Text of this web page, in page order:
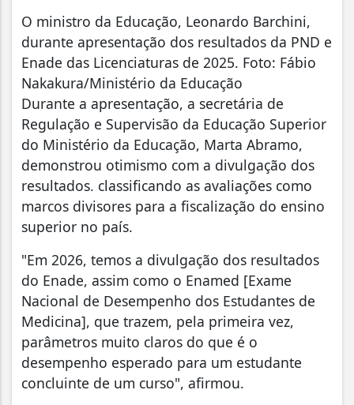
O ministro da Educação, Leonardo Barchini,
durante apresentação dos resultados da PND e
Enade das Licenciaturas de 2025. Foto: Fábio
Nakakura/Ministério da Educação
Durante a apresentação, a secretária de
Regulação e Supervisão da Educação Superior
do Ministério da Educação, Marta Abramo,
demonstrou otimismo com a divulgação dos
resultados. classificando as avaliações como
marcos divisores para a fiscalização do ensino
superior no país.
"Em 2026, temos a divulgação dos resultados
do Enade, assim como o Enamed [Exame
Nacional de Desempenho dos Estudantes de
Medicina], que trazem, pela primeira vez,
parâmetros muito claros do que é o
desempenho esperado para um estudante
concluinte de um curso", afirmou.